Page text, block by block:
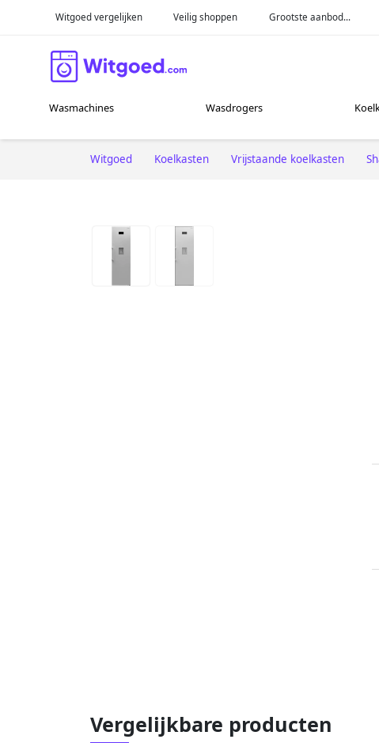
Witgoed vergelijken Veilig shoppen Grootste aanbod...
Wasmachines Wasdrogers
Witgoed Koelkasten Vrijstaande koelkasten
Vergelijkbare producten